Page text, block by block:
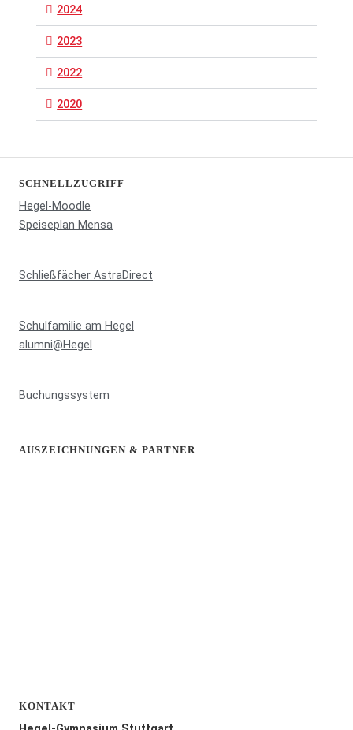
2024
2023
2022
2020
SCHNELLZUGRIFF
Hegel-Moodle
Speiseplan Mensa
Schließfächer AstraDirect
Schulfamilie am Hegel
alumni@Hegel
Buchungssystem
AUSZEICHNUNGEN & PARTNER
KONTAKT